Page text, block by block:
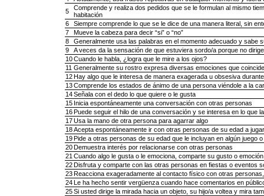
5
Comprende y realiza dos pedidos que se le formulan al mismo
habitación
6
Siempre comprende lo que se le dice de una manera literal, sin
7
Mueve la cabeza para decir “si” o “no”
8
Generalmente usa las palabras en el momento adecuado y sabe
9
A veces da la sensación de que estuviera sordo/a porque no
10Cuando le habla, ¿logra que le mire a los ojos?
11 Generalmente su rostro expresa diversas emociones que
12 Hay algo que le interesa de manera exagerada u obsesiva
13Comprende los estados de ánimo de una persona viéndole a la
14Señala con el dedo lo que quiere o le gusta
15 Inicia espontáneamente una conversación con otras personas
16 Puede seguir el hilo de una conversación y se interesa en lo que
17Usa la mano de otra persona para agarrar algo
18Acepta espontáneamente ir con otras personas de su edad a
19 Pide a otras personas de su edad que le incluyan en algún juego
20 Demuestra interés por relacionarse con otras personas
21 Cuando algo le gusta o le emociona, comparte su gusto o
22 Disfruta y comparte con las otras personas en fiestas o eventos
23 Reacciona exageradamente al contacto físico con otras
24
Le ha hecho sentir vergüenza cuando hace comentarios en
25Si usted dirige la mirada hacia un objeto, su hijo/a voltea y mira